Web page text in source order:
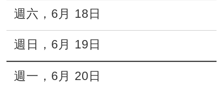
週六 ， 6月 18日
週日 ， 6月 19日
週一 ， 6月 20日